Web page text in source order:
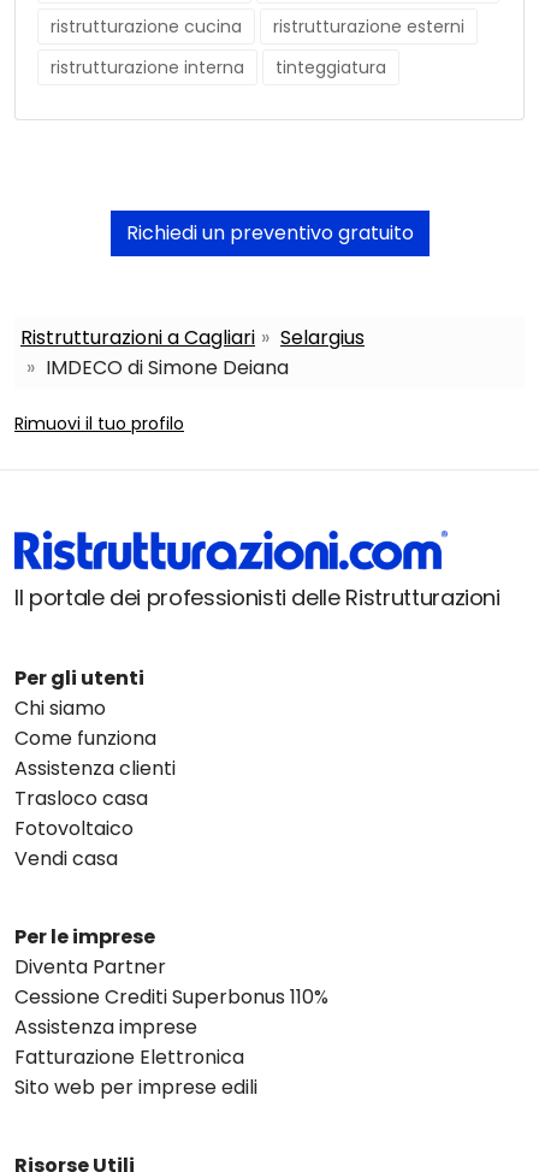
ristrutturazione cucina
ristrutturazione esterni
ristrutturazione interna
tinteggiatura
Richiedi un preventivo gratuito
Ristrutturazioni a Cagliari
Selargius
IMDECO di Simone Deiana
Rimuovi il tuo profilo
Il portale dei professionisti delle Ristrutturazioni
Per gli utenti
Chi siamo
Come funziona
Assistenza clienti
Trasloco casa
Fotovoltaico
Vendi casa
Per le imprese
Diventa Partner
Cessione Crediti Superbonus 110%
Assistenza imprese
Fatturazione Elettronica
Sito web per imprese edili
Risorse Utili